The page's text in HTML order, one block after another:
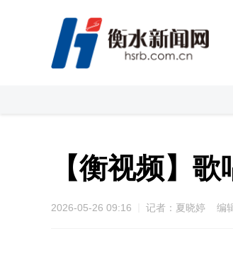
【衡视频】
2026-05-26 09:16 记者：夏晓婷 编